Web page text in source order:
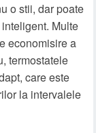
o stii, dar poate
Multe
economisire a
termostatele
care este
la intervalele